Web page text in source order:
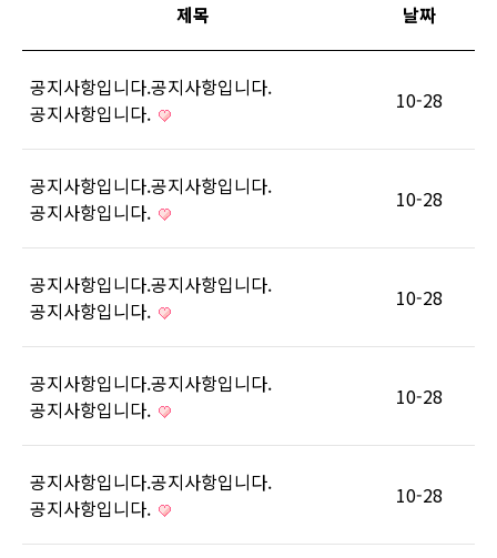
제목 날짜
공지사항입니다.공지사항입니다.
공지사항입니다.
10-28
공지사항입니다.공지사항입니다.
공지사항입니다.
10-28
공지사항입니다.공지사항입니다.
공지사항입니다.
10-28
공지사항입니다.공지사항입니다.
공지사항입니다.
10-28
공지사항입니다.공지사항입니다.
공지사항입니다.
10-28